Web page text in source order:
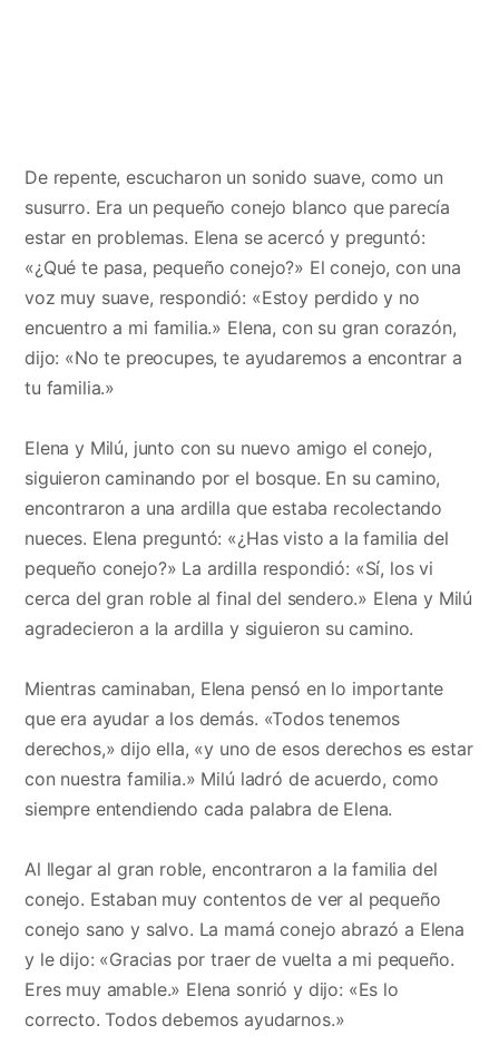
De repente, escucharon un sonido suave, como un
susurro. Era un pequeño conejo blanco que parecía
estar en problemas. Elena se acercó y preguntó:
«¿Qué te pasa, pequeño conejo?» El conejo, con una
voz muy suave, respondió: «Estoy perdido y no
encuentro a mi familia.» Elena, con su gran corazón,
dijo: «No te preocupes, te ayudaremos a encontrar a
tu familia.»
Elena y Milú, junto con su nuevo amigo el conejo,
siguieron caminando por el bosque. En su camino,
encontraron a una ardilla que estaba recolectando
nueces. Elena preguntó: «¿Has visto a la familia del
pequeño conejo?» La ardilla respondió: «Sí, los vi
cerca del gran roble al final del sendero.» Elena y Milú
agradecieron a la ardilla y siguieron su camino.
Mientras caminaban, Elena pensó en lo importante
que era ayudar a los demás. «Todos tenemos
derechos,» dijo ella, «y uno de esos derechos es estar
con nuestra familia.» Milú ladró de acuerdo, como
siempre entendiendo cada palabra de Elena.
Al llegar al gran roble, encontraron a la familia del
conejo. Estaban muy contentos de ver al pequeño
conejo sano y salvo. La mamá conejo abrazó a Elena
y le dijo: «Gracias por traer de vuelta a mi pequeño.
Eres muy amable.» Elena sonrió y dijo: «Es lo
correcto. Todos debemos ayudarnos.»